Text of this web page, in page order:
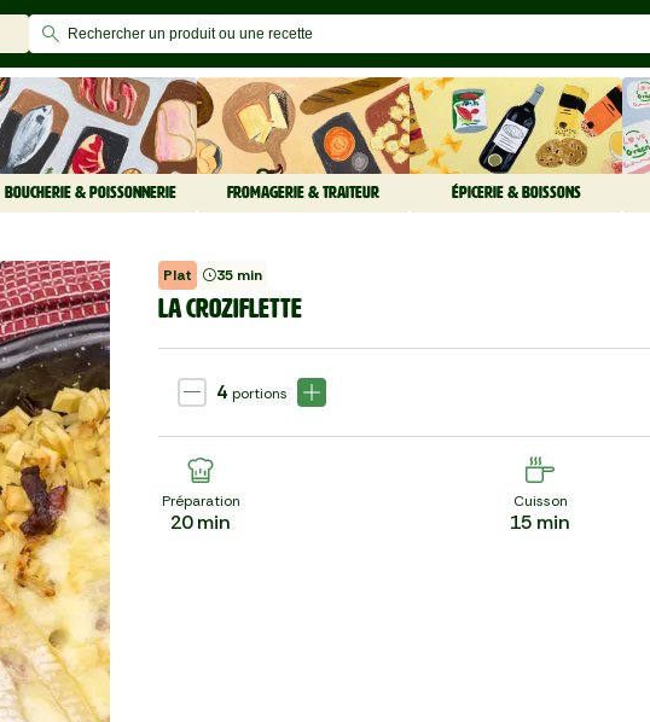
BOUCHERIE & POISSONNERIE FROMAGERIE & TRAITEUR ÉPICERIE & BOISSONS
Plat
35 min
LA CROZIFLETTE
Préparation
20min
Cuisson
15 min
4 portions